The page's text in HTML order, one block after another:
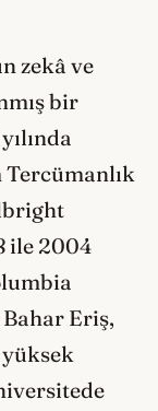
zekâ ve
bir
ile 2004
Eriş,